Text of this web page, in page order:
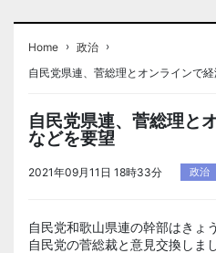
Home › 政治 ›
自民党県連、菅総理とオンラインで
自民党県連、菅総理と
などを要望
2021年09月11日 18時33分 政治
自民党和歌山県連の幹部はきょ
自民党の菅総裁と意見交換しまし